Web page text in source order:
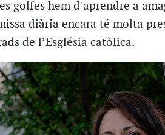
golfes hem d’aprendre a
diària encara té molta
de l’Església catòlica.